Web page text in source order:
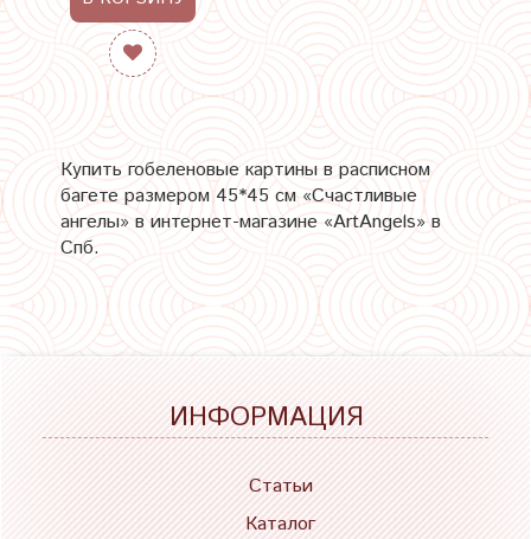
Купить гобеленовые картины в расписном
багете размером 45*45 см «Счастливые
ангелы» в интернет-магазине «ArtAngels» в
Спб.
ИНФОРМАЦИЯ
Статьи
Каталог